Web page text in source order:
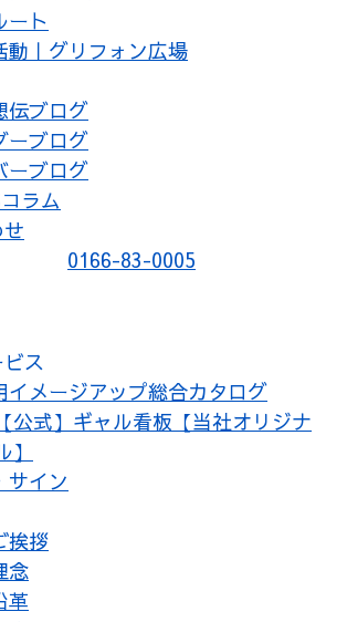
ート
動｜グリフォン広場
伝ブログ
ーブログ
ーブログ
ラム
0166-83-0005
ス
イメージアップ総合カタログ
【公式】ギャル看板【当社オリジナ
】
サイン
挨拶
念
革